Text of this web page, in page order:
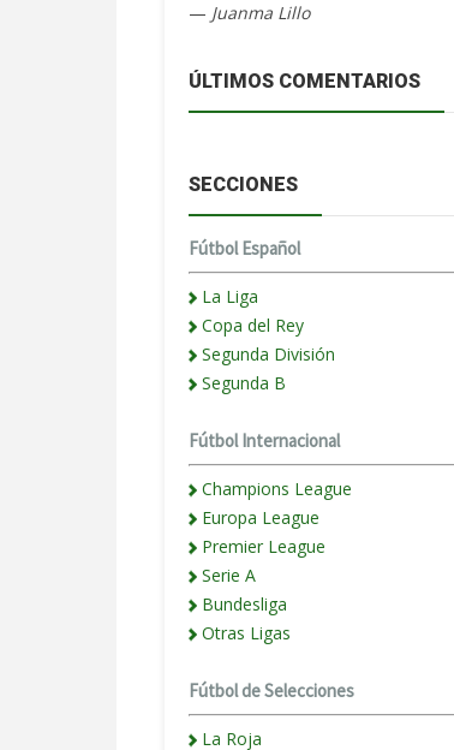
— Juanma Lillo
ÚLTIMOS COMENTARIOS
SECCIONES
Fútbol Español
La Liga
Copa del Rey
Segunda División
Segunda B
Fútbol Internacional
Champions League
Europa League
Premier League
Serie A
Bundesliga
Otras Ligas
Fútbol de Selecciones
La Roja